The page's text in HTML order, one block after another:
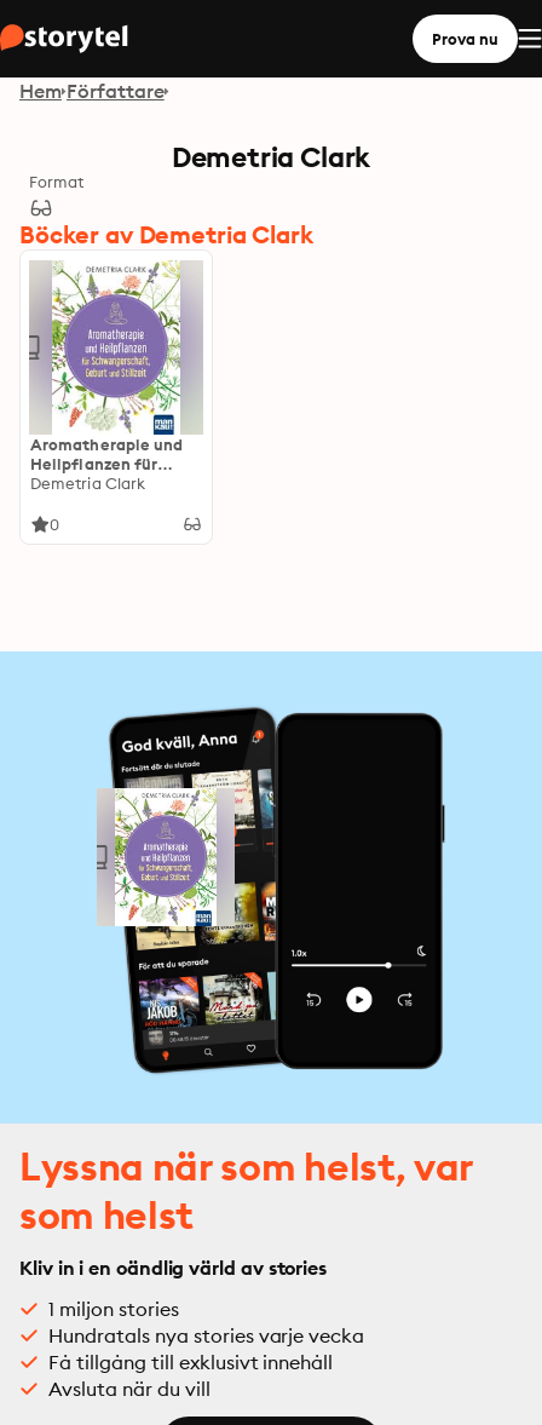
Prova nu
Hem Författare
Demetria Clark
Format
Böcker av Demetria Clark
Aromatherapie und
Heilpflanzen für
Schwangerschaft,
Bewährte
Demetria Clark
0
Lyssna när som helst, var
som helst
Kliv in i en oändlig värld av stories
1 miljon stories
Hundratals nya stories varje vecka
Få tillgång till exklusivt innehåll
Avsluta när du vill